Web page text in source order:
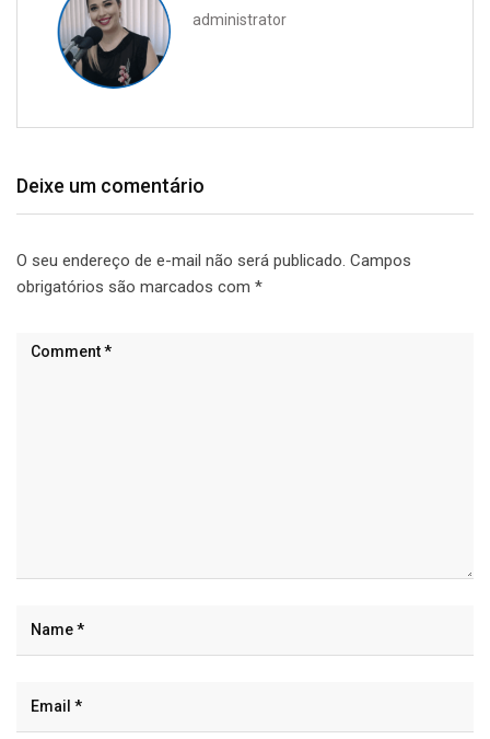
administrator
Deixe um comentário
O seu endereço de e-mail não será publicado. Campos
obrigatórios são marcados com *